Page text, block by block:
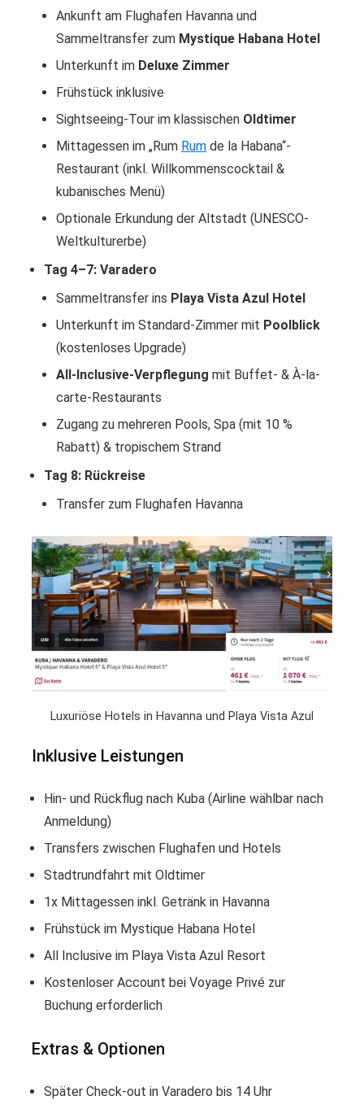
Ankunft am Flughafen Havanna und
Sammeltransfer zum Mystique Habana Hotel
Unterkunft im Deluxe Zimmer
Frühstück inklusive
Sightseeing-Tour im klassischen Oldtimer
Mittagessen im „Rum Rum de la Habana“-
Restaurant (inkl. Willkommenscocktail &
kubanisches Menü)
Optionale Erkundung der Altstadt (UNESCO-
Weltkulturerbe)
Tag 4–7: Varadero
Sammeltransfer ins Playa Vista Azul Hotel
Unterkunft im Standard-Zimmer mit Poolblick
(kostenloses Upgrade)
All-Inclusive-Verpflegung mit Buffet- & À-la-
carte-Restaurants
Zugang zu mehreren Pools, Spa (mit 10 %
Rabatt) & tropischem Strand
Tag 8: Rückreise
Transfer zum Flughafen Havanna
Luxuriöse Hotels in Havanna und Playa Vista Azul
Inklusive Leistungen
Hin- und Rückflug nach Kuba (Airline wählbar nach
Anmeldung)
Transfers zwischen Flughafen und Hotels
Stadtrundfahrt mit Oldtimer
1x Mittagessen inkl. Getränk in Havanna
Frühstück im Mystique Habana Hotel
All Inclusive im Playa Vista Azul Resort
Kostenloser Account bei Voyage Privé zur
Buchung erforderlich
Extras & Optionen
Später Check-out in Varadero bis 14 Uhr